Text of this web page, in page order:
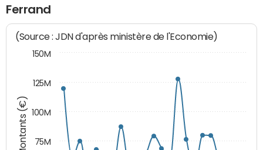
Ferrand
Montants (€)
(Source : JDN d'après ministère de l'Economie)
75M
100M
125M
150M